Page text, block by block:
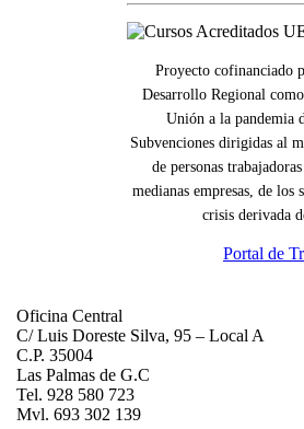
Proyecto cofinanciado
Desarrollo Regional
Unión a la pandemia
Subvenciones dirigidas al
de personas
medianas empresas, de los
crisis derivada
Portal de
Oficina Central
C/ Luis Doreste Silva, 95 – Local A
C.P. 35004
Las Palmas de G.C
Tel. 928 580 723
Mvl. 693 302 139